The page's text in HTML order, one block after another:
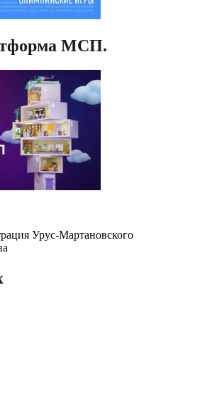
МСП.
Урус-Мартановского